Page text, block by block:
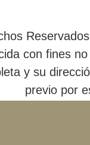
con fines
y su
previo por